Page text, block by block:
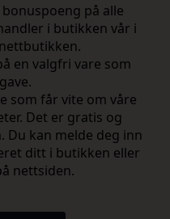
på alle
i butikken vår i
en valgfri vare som
som får vite om våre
Det er gratis og
Du kan melde deg inn
ditt i butikken eller
nettsiden.